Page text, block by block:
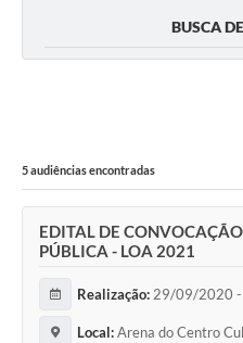
BUSCA
5 audiências encontradas
EDITAL DE
PÚBLICA - LOA 2021
Realização: 29/09/2020
Local:Arena do Centro